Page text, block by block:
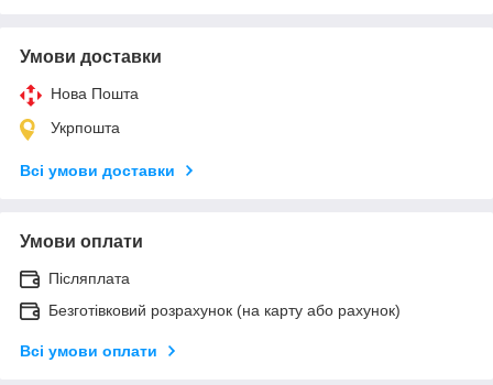
Умови доставки
Нова Пошта
Укрпошта
Всі умови доставки
Умови оплати
Післяплата
Безготівковий розрахунок (на карту або рахунок)
Всі умови оплати